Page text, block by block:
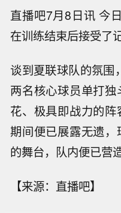
直播吧7月8日讯 今
在训练结束后接受了
谈到夏联球队的氛围
两名核心球员单打
花、极具即战力的
期间便已展露无遗
的舞台，队内便已营
【来源：直播吧】